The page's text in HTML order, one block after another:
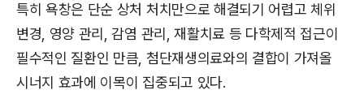
특히 욕창은 단순 상처 처치만으로 해결되기 어렵고 체위
변경, 영양 관리, 감염 관리, 재활치료 등 다학제적 접근이
필수적인 질환인 만큼, 첨단재생의료와의 결합이 가져올
시너지 효과에 이목이 집중되고 있다.